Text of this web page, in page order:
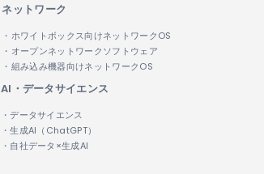
ネットワーク
・ホワイトボックス向けネットワークOS
・オープンネットワークソフトウェア
・組み込み機器向けネットワークOS
AI・データサイエンス
・データサイエンス
・生成AI（ChatGPT）
・自社データ×生成AI